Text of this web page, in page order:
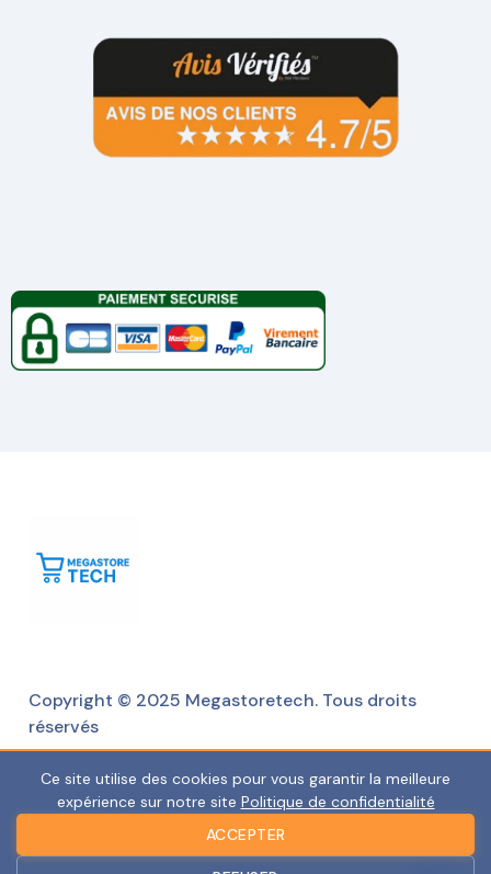
Copyright © 2025 Megastoretech. Tous droits
réservés
Ce site utilise des cookies pour vous garantir la meilleure
expérience sur notre site Politique de confidentialité
ACCEPTER